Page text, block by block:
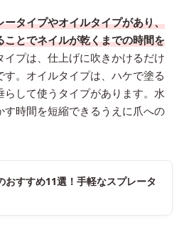
ータイプやオイルタイプがあり、
とでネイルが乾くまでの時間を
イプは、仕上げに吹きかけるだけ
。オイルタイプは、ハケで塗る
らして使うタイプがあります。水
時間を短縮できるうえに爪への
おすすめ11選！手軽なスプレータ